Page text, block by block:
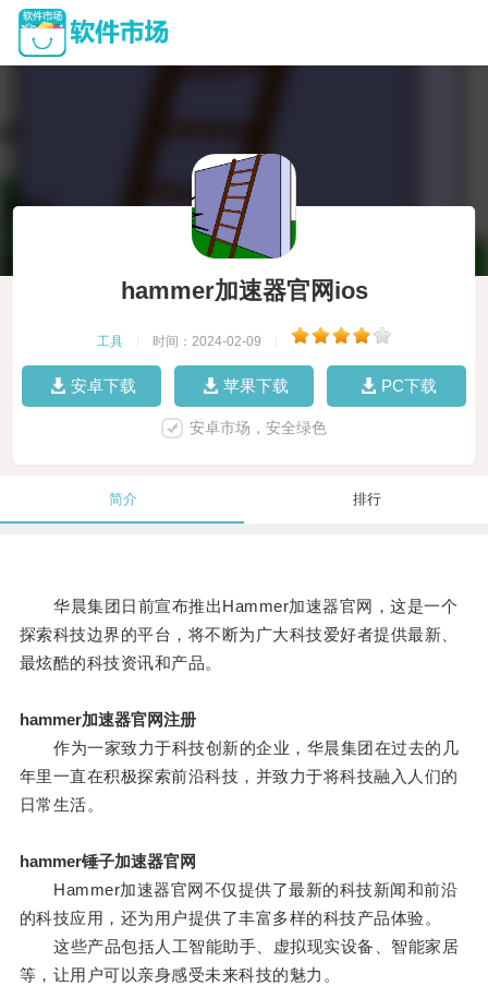
hammer加速器官网ios
工具 时间：2024-02-09
安卓下载 苹果下载 PC下载
安卓市场，安全绿色
简介 排行
华晨集团日前宣布推出Hammer加速器官网，这是一个
探索科技边界的平台，将不断为广大科技爱好者提供最新、
最炫酷的科技资讯和产品。
hammer加速器官网注册
作为一家致力于科技创新的企业，华晨集团在过去的几
年里一直在积极探索前沿科技，并致力于将科技融入人们的
日常生活。
hammer锤子加速器官网
Hammer加速器官网不仅提供了最新的科技新闻和前沿
的科技应用，还为用户提供了丰富多样的科技产品体验。
这些产品包括人工智能助手、虚拟现实设备、智能家居
等，让用户可以亲身感受未来科技的魅力。